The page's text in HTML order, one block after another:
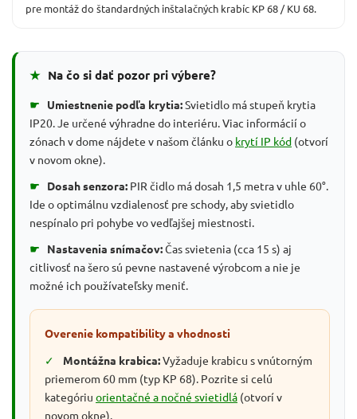
pre montáž do štandardných inštalačných krabíc KP 68 / KU 68.
★ Na čo si dať pozor pri výbere?
☛ Umiestnenie podľa krytia:Svietidlo má stupeň krytia
IP20. Je určené výhradne do interiéru. Viac informácií o
zónach v dome nájdete v našom článku o krytí IP kód (otvorí
v novom okne).
☛
Dosah senzora: PIR čidlo má dosah 1,5 metra v uhle 60°.
Ide o optimálnu vzdialenosť pre schody, aby svietidlo
nespínalo pri pohybe vo vedľajšej miestnosti.
☛
Nastavenia snímačov:Čas svietenia (cca 15 s) aj
citlivosť na šero sú pevne nastavené výrobcom a nie je
možné ich používateľsky meniť.
Overenie kompatibility a vhodnosti
✓
Montážna krabica:Vyžaduje krabicu s vnútorným
priemerom 60 mm (typ KP 68). Pozrite si celú
kategóriu orientačné a nočné svietidlá (otvorí v
novom okne).